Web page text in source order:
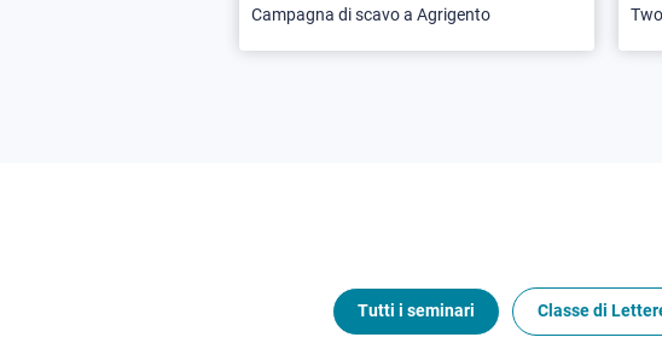
Campagna di scavo a Agrigento
Tutti i seminari Classe di